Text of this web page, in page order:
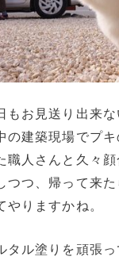
もお見送り出来
の建築現場でプ
職人さんと久々
つつ、帰って来た
やりますかね。
タル塗りを頑張